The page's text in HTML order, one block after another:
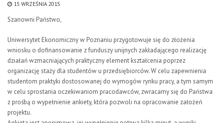
15 WRZEŚNIA 2015
Szanowni Państwo,
Uniwersytet Ekonomiczny w Poznaniu przygotowuje się do złożenia
wniosku o dofinansowanie z funduszy unijnych zakładającego realizację
działań wzmacniających praktyczny element kształcenia poprzez
organizację staży dla studentów u przedsiębiorców. W celu zapewnienia
studentom praktyki dostosowanej do wymogów rynku pracy, a tym samym
w celu sprostania oczekiwaniom pracodawców, zwracamy się do Państwa
z prośbą o wypełnienie ankiety, która pozwoli na opracowanie założeń
projektu.